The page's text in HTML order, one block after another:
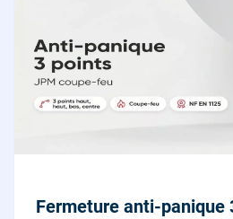
Fermeture anti-panique